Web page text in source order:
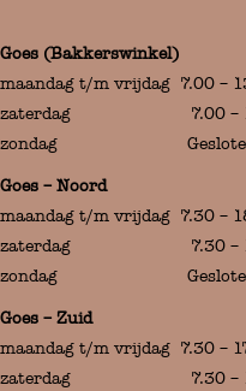
Goes (Bakkerswinkel)
maandag t/m vrijdag 7.00 –
zaterdag 7.00 –
zondag
Goes – Noord
maandag t/m vrijdag 7.30 –
zaterdag 7.30 –
zondag
Goes – Zuid
maandag t/m vrijdag 7.30 –
zaterdag 7.30 –